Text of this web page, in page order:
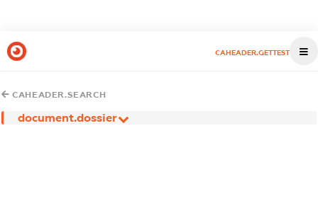
CAHEADER.GETTEST
CAHEADER.SEARCH
document.dossier